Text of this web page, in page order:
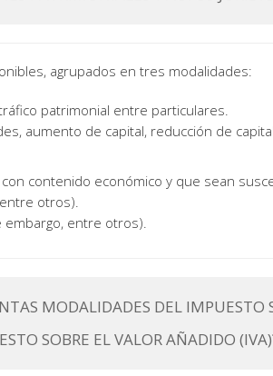
agrupados en tres modalidades:
patrimonial entre particulares.
aumento de capital, reducción de
contenido económico y que sean
otros).
embargo, entre otros).
MODALIDADES DEL
SOBRE EL VALOR AÑADIDO